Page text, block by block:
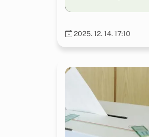
2025. 12. 14. 17:10